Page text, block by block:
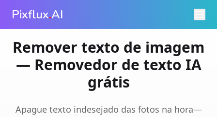
Pixflux.AI
Remover texto de imagem
— Removedor de texto IA
grátis
Apague texto indesejado das fotos na hora—